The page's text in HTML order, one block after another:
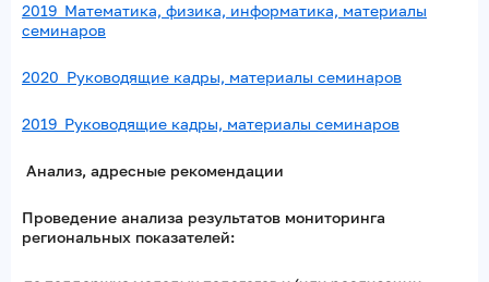
2019_Математика, физика, информатика, материалы
семинаров
2020_Руководящие кадры, материалы семинаров
2019_Руководящие кадры, материалы семинаров
Анализ, адресные рекомендации
Проведение анализа результатов мониторинга
региональных показателей: